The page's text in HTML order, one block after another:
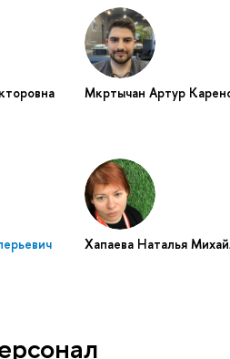
Мкртычан Артур
Хапаева Наталья